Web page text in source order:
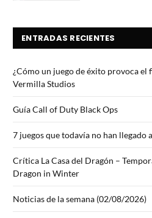
ENTRADAS RECIENTES
¿Cómo un juego de éxito provoca el
Vermilla Studios
Guía Call of Duty Black Ops
7 juegos que todavía no han
Crítica La Casa del Dragón –
Dragon in Winter
Noticias de la semana (02/08/2026)